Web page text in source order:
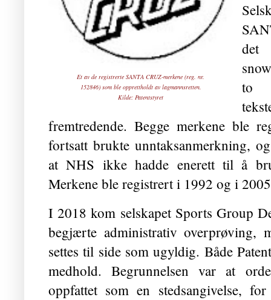
Et av de registrerte SANTA CRUZ-merkene (reg. nr.
152846) som ble opprettholdt av lagmannsretten.
Kilde: Patentstyret
to
fremtredende. Begge merkene ble
fortsatt brukte unntaksanmerkning,
at NHS ikke hadde enerett til å
Merkene ble registrert i 1992 og i
I 2018 kom selskapet Sports Group
begjærte administrativ overprøving,
settes til side som ugyldig. Både
medhold. Begrunnelsen var at
oppfattet som en stedsangivelse,